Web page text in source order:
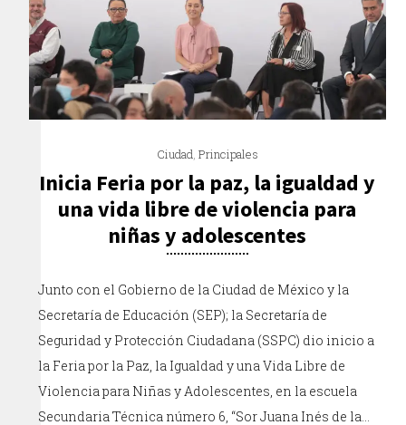
Ciudad, Principales
Inicia Feria por la paz, la igualdad y
una vida libre de violencia para
niñas y adolescentes
Junto con el Gobierno de la Ciudad de México y la
Secretaría de Educación (SEP); la Secretaría de
Seguridad y Protección Ciudadana (SSPC) dio inicio a
la Feria por la Paz, la Igualdad y una Vida Libre de
Violencia para Niñas y Adolescentes, en la escuela
Secundaria Técnica número 6, “Sor Juana Inés de la…